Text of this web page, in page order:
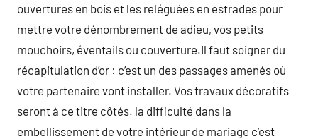
ouvertures en bois et les reléguées en estrades pour
mettre votre dénombrement de adieu, vos petits
mouchoirs, éventails ou couverture.Il faut soigner du
récapitulation d’or : c’est un des passages amenés où
votre partenaire vont installer. Vos travaux décoratifs
seront à ce titre côtés. la difficulté dans la
embellissement de votre intérieur de mariage c’est